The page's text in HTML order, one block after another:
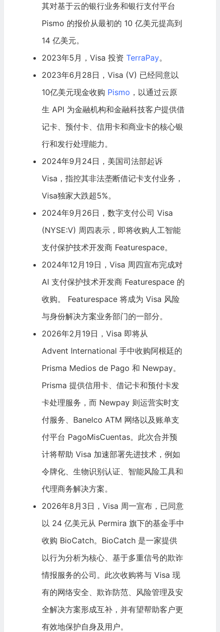
其对基于云的银行业务和银行支付平台
Pismo 的报价从最初的 10 亿美元提高到
14 亿美元。
2023年5月，Visa 投资 TerraPay。
2023年6月28日，Visa (V) 已经同意以
10亿美元现金收购 Pismo ，以通过云原
生 API 为金融机构和金融科技客户提供借
记卡、预付卡、信用卡和商业卡的核心银
行和发行处理能力。
2024年9月24日，美国司法部起诉
Visa，指控其非法垄断借记卡支付业务，
Visa独家大跌超5%。
2024年9月26日，数字支付公司 Visa
(NYSE:V) 周四表示，即将收购 人工智能
支付保护技术开发商 Featurespace。
2024年12月19日，Visa 周四宣布完成对
AI 支付保护技术开发商 Featurespace 的
收购。 Featurespace 将成为 Visa 风险
与身份解决方案业务部门的一部分。
2026年2月19日，Visa 即将从
Advent International 手中收购阿根廷的
Prisma Medios de Pago 和 Newpay。
Prisma 提供信用卡、借记卡和预付卡发
卡处理服务，而 Newpay 则运营实时支
付服务、Banelco ATM 网络以及账单支
付平台 PagoMisCuentas。此次合并预
计将帮助 Visa 加速部署先进技术，例如
令牌化、生物识别认证、智能风险工具和
代理商务解决方案。
2026年8月3日，Visa 周一宣布，已同意
以 24 亿美元从 Permira 旗下的基金手中
收购 BioCatch。BioCatch 是一家提供
以行为分析为核心、基于多重信号的欺诈
情报服务的公司。此次收购将与 Visa 现
有的网络安全 、欺诈防范、风险管理及安
全解决方案形成互补，并有望帮助客户更
有效地保护自身及用户。